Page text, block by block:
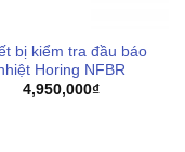
bị kiểm tra đầu báo
Horing NFBR
4,950,000₫